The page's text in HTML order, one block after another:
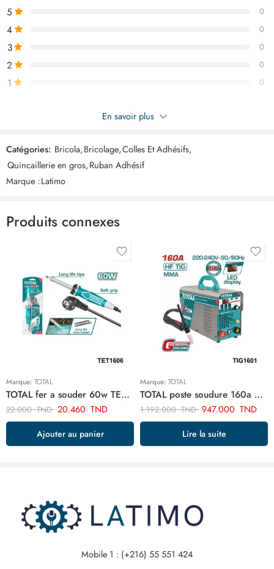
5 0
4 0
3 0
2 0
1 0
Soyez le premier à donner votre avis sur “Toile isolant noir
ART85746”
Commentaires
Il n'y a pas encore de critiques.
En savoir plus
Catégories: Bricola,Bricolage,Colles Et Adhésifs,
Quincaillerie en gros,Ruban Adhésif
Marque :Latimo
Produits connexes
Marque: TOTAL
TOTAL fer a souder 60w TET1606
22.000TND 20.460 TND
Ajouter au panier
Marque: TOTAL
TOTAL poste soudure 160a 4.0 tig mma onduleur TIG1601
1.192.000TND 947.000 TND
Lire la suite
Mobile 1 : (+216) 55 551 424